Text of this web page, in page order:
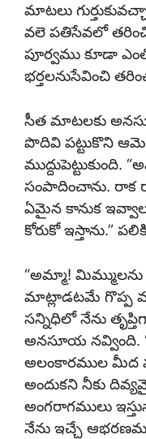
మాటలు
వలె పతిసేవలో
పూర్వము కూడా
భర్తలనుసేవించి
సీత మాటలకు
పొదివి పట్టుకొని
ముద్దుపెట్టుకుంది.
సంపాదించాను. రాక
ఏమైన కానుక
కోరుకో ఇస్తాను.”
“అమ్మా!
మాట్లాడటమే గొప్ప
సన్నిధిలో నేను
అనసూయ నవ్వింది.
అలంకారముల మీద
అందుకని నీకు
అంగరాగములు
నేను ఇచ్చే